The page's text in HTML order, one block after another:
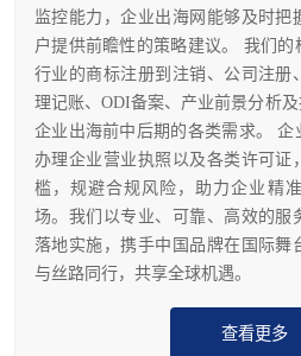
监控能力，企业出海网能够及时把
户提供前瞻性的策略建议。 我们
行业的商标注册到注销、公司注册
理记账、ODI备案、产业前景分析
企业出海前中后期的各类需求。
办理企业营业执照以及各类许可证
槛，规避合规风险，助力企业精
场。我们以专业、可靠、高效的服
落地实施，携手中国品牌在国际舞
与丝路同行，共享全球机遇。
查看更多